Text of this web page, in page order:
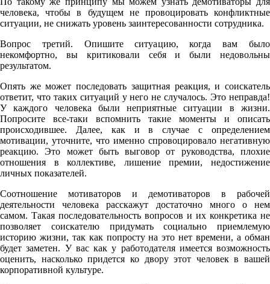
человека, чтобы в будущем не провоцировать конфликтные
ситуации, не снижать уровень заинтересованности сотрудника.
Вопрос третий. Опишите ситуацию, когда вам было
некомфортно, вы критиковали себя и были недовольны
результатом.
Опять же может последовать защитная реакция, и соискатель
ответит, что таких ситуаций у него не случалось. Это неправда!
У каждого человека были неприятные ситуации в жизни.
Попросите все-таки вспомнить такие моменты и описать
происходившее. Далее, как и в случае с определением
мотивации, уточните, что именно спровоцировало негативную
реакцию. Это может быть выговор от руководства, плохие
отношения в коллективе, лишение премии, недостижение
личных показателей.
Соотношение мотиваторов и демотиваторов в рабочей
деятельности человека расскажут достаточно много о нем
самом. Такая последовательность вопросов и их конкретика не
позволяет соискателю придумать социально приемлемую
историю жизни, так как попросту на это нет времени, а обман
будет заметен. У вас как у работодателя имеется возможность
оценить, насколько придется ко двору этот человек в вашей
корпоративной культуре.